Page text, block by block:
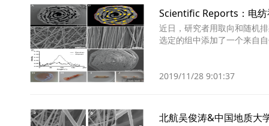
Scientific Reports：电
近日，研究者用取向和随机
选定的组中添加了一个来自
2019/11/28 9:01:37
北航吴俊涛&中国地质大